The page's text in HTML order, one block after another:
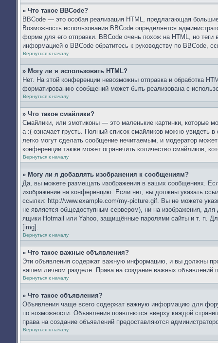
» Что такое BBCode?
BBCode — это особая реализация HTML, предлагающая
Возможность использования BBCode определяется
форме для его отправки. BBCode очень похож на HTML, но
информацией о BBCode обратитесь к руководству по BBCode,
Вернуться к началу
» Могу ли я использовать HTML?
Нет. На этой конференции невозможны отправка и обработка
форматированию сообщений может быть реализована с
Вернуться к началу
» Что такое смайлики?
Смайлики, или эмотиконы — это маленькие картинки, которые
а :( означает грусть. Полный список смайликов можно увидеть
легко могут сделать сообщение нечитаемым, и модератор
конференции также может ограничить количество смайликов,
Вернуться к началу
» Могу ли я добавлять изображения к сообщениям?
Да, вы можете размещать изображения в ваших сообщениях.
изображение на конференцию. Если нет, вы должны указать
ссылки: http://www.example.com/my-picture.gif. Вы не можете
не является общедоступным сервером), ни на изображения,
ящики Hotmail или Yahoo, защищённые паролями сайты и т. п.
[img].
Вернуться к началу
» Что такое важные объявления?
Эти объявления содержат важную информацию, и вы должны
вашем личном разделе. Права на создание важных объявлений
Вернуться к началу
» Что такое объявления?
Объявления чаще всего содержат важную информацию для
по возможности. Объявления появляются вверху каждой
права на создание объявлений предоставляются
Вернуться к началу